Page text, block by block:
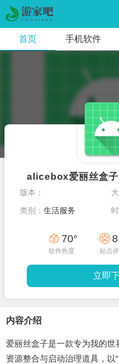
首页 手机软件
alicebox爱丽丝盒
版本：
类别：生活服务
70°
软件热度 站点
立即
内容介绍
爱丽丝盒子是一款专为我的
资源整合与启动治理道具，以